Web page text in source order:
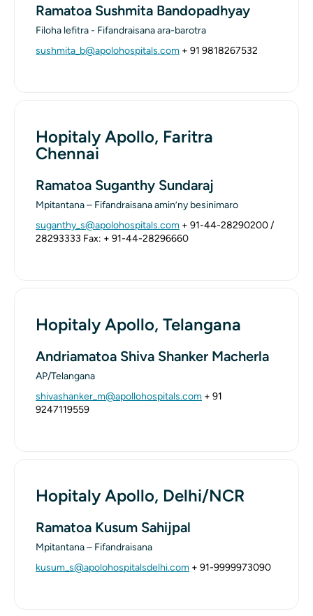
Ramatoa Sushmita Bandopadhyay
Filoha lefitra - Fifandraisana ara-barotra
sushmita_b@apolohospitals.com + 91 9818267532
Hopitaly Apollo, Faritra
Chennai
Ramatoa Suganthy Sundaraj
Mpitantana – Fifandraisana amin’ny besinimaro
suganthy_s@apolohospitals.com + 91-44-28290200 /
28293333 Fax: + 91-44-28296660
Hopitaly Apollo, Telangana
Andriamatoa Shiva Shanker Macherla
AP/Telangana
shivashanker_m@apollohospitals.com + 91
9247119559
Hopitaly Apollo, Delhi/NCR
Ramatoa Kusum Sahijpal
Mpitantana – Fifandraisana
kusum_s@apolohospitalsdelhi.com + 91-9999973090